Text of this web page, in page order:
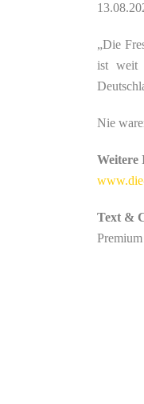
„Die
ist weit
Nie
Weitere
Text &